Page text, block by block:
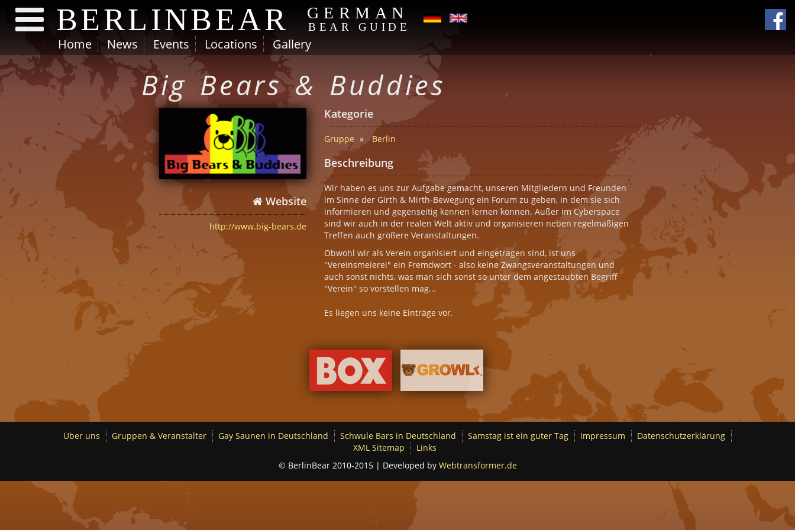
Direkt zum Inhalt
BERLINBEAR GERMAN
BEAR GUIDE
Home News Events Locations Gallery
Big Bears & Buddies
Website
http://www.big-bears.de
Kategorie
Gruppe Berlin
Beschreibung
Wir haben es uns zur Aufgabe gemacht, unseren Mitgliedern und Freunden
im Sinne der Girth & Mirth-Bewegung ein Forum zu geben, in dem sie sich
informieren und gegenseitig kennen lernen können. Außer im Cyberspace
sind wir auch in der realen Welt aktiv und organisieren neben regelmäßigen
Treffen auch größere Veranstaltungen.
Obwohl wir als Verein organisiert und eingetragen sind, ist uns
"Vereinsmeierei" ein Fremdwort - also keine Zwangsveranstaltungen und
auch sonst nichts, was man sich sonst so unter dem angestaubten Begriff
"Verein" so vorstellen mag...
Es liegen uns keine Einträge vor.
Über uns Gruppen & Veranstalter Gay Saunen in Deutschland Schwule Bars in Deutschland Samstag ist ein guter Tag Impressum
Datenschutzerklärung
XML Sitemap
Links
© BerlinBear 2010-2015 | Developed by Webtransformer.de